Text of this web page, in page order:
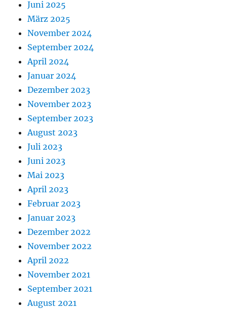
Juni 2025
März 2025
November 2024
September 2024
April 2024
Januar 2024
Dezember 2023
November 2023
September 2023
August 2023
Juli 2023
Juni 2023
Mai 2023
April 2023
Februar 2023
Januar 2023
Dezember 2022
November 2022
April 2022
November 2021
September 2021
August 2021